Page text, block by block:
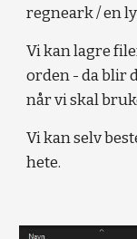
regneark / en
Vi kan lagre
orden - da blir
når vi skal
Vi kan selv
hete.